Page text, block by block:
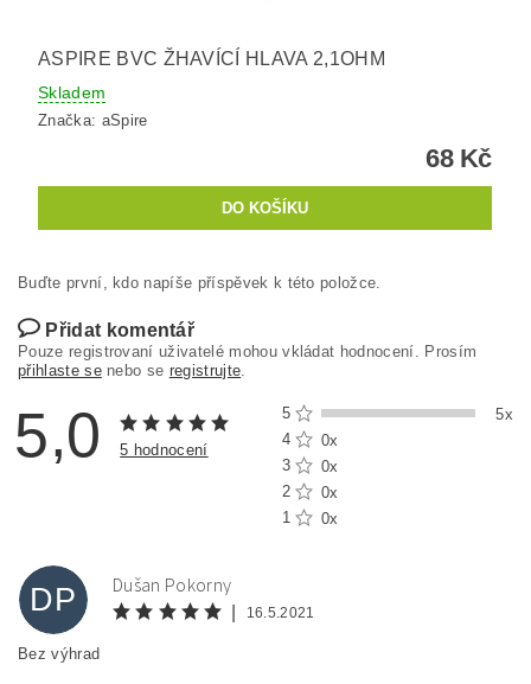
ASPIRE BVC ŽHAVÍCÍ HLAVA 2,1OHM
Skladem
Značka: aSpire
68 Kč
Buďte první, kdo napíše příspěvek k této položce.
Přidat komentář
Pouze registrovaní uživatelé mohou vkládat hodnocení. Prosím
přihlaste senebo se registrujte.
5,0 5 hodnocení
5
5x
4
0x
3
0x
2
0x
1
0x
DP Dušan Pokorny
16.5.2021
Bez výhrad